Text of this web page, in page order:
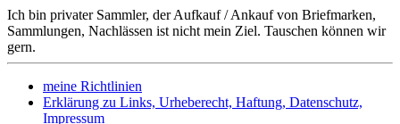
Ich bin privater Sammler, der Aufkauf / Ankauf von Briefmarken,
Sammlungen, Nachlässen ist nicht mein Ziel. Tauschen können wir
gern.
meine Richtlinien
Erklärung zu Links, Urheberecht, Haftung, Datenschutz,
Impressum